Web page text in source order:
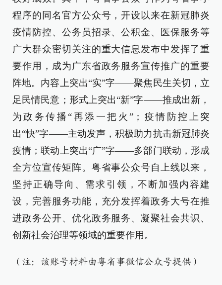
程序的同名官方公众号，开设以来在新冠肺炎
疫情防控、公务员招录、公积金、医保服务等
广大群众密切关注的重大信息发布中发挥了重
要作用，成为广东省政务服务宣传推广的重要
阵地。内容上突出“实”字——聚焦民生关切，立
足民情民意；形式上突出“新”字——推成出新，
为政务传播“再添一把火”；疫情防控上突
出“快”字——主动发声，积极助力抗击新冠肺炎
疫情；联动上突出“广”字——多部门联动，形成
全方位宣传矩阵。粤省事公众号自上线以来，
坚持正确导向、需求引领，不断加强内容建
设，完善服务功能，充分发挥着政务大号在推
进政务公开、优化政务服务、凝聚社会共识、
创新社会治理等领域的重要作用。
（注：该账号材料由粤省事微信公众号提供）